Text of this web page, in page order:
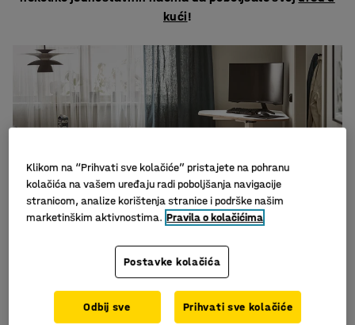
kući!
Raznolikost je ključna
Kada radite kod kuće vrlo lako je zaboraviti protegnuti
noge i kretati se. Možda ćete na kraju samo dugo sjediti.
Klikom na “Prihvati sve kolačiće” pristajete na pohranu
kolačića na vašem uređaju radi poboljšanja navigacije
stranicom, analize korištenja stranice i podrške našim
marketinškim aktivnostima. Pravila o kolačićima
Postavke kolačića
Odbij sve Prihvati sve kolačiće